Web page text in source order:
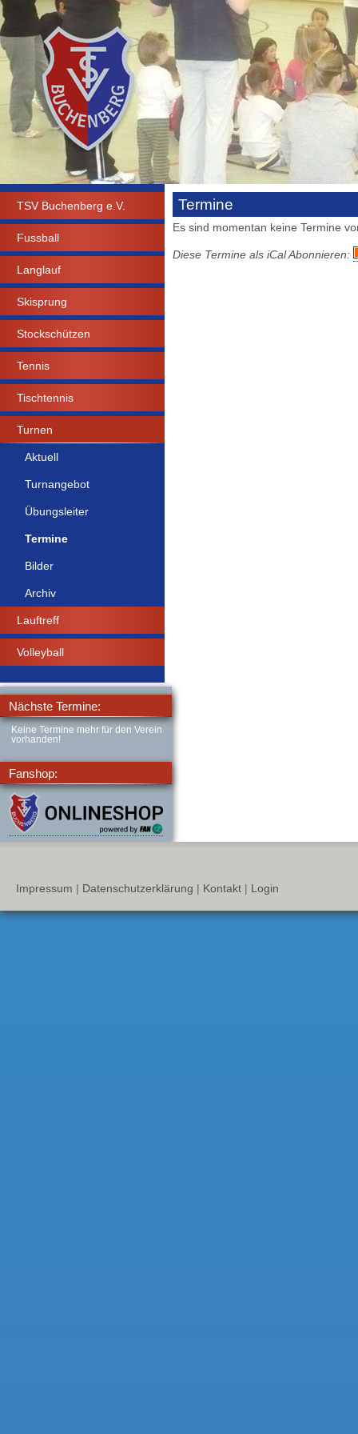
TSV Buchenberg e.V.
Fussball
Langlauf
Skisprung
Stockschützen
Tennis
Tischtennis
Turnen
Aktuell
Turnangebot
Übungsleiter
Termine
Bilder
Archiv
Lauftreff
Volleyball
Termine
Es sind momentan keine Termine
Diese Termine als iCal Abonnieren:
Nächste Termine:
Keine Termine mehr für den Verein
vorhanden!
Fanshop:
Impressum | Datenschutzerklärung | Kontakt | Login